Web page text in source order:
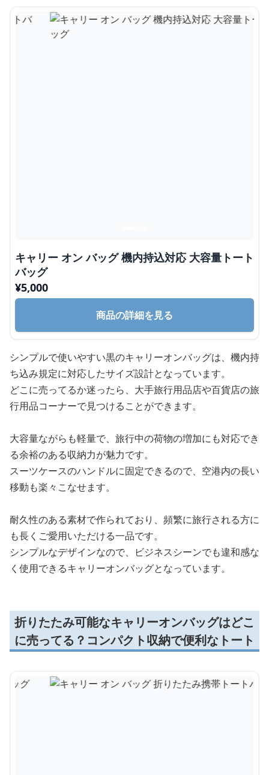
キャリー オン バッグ 機内持込対応 大容量トート
バッグ
¥5,000
商品の詳細を見る
シンプルで使いやすい黒のキャリーオンバッグは、機内持
ち込み規定に対応したサイズ設計となっています。
どこに売ってるか迷ったら、大手旅行用品店や百貨店の旅
行用品コーナーで見つけることができます。
大容量ながらも軽量で、旅行中の荷物の増加にも対応でき
る余裕のある収納力が魅力です。
スーツケースのハンドルに固定できるので、空港内の長い
移動も楽々こなせます。
耐久性のある素材で作られており、頻繁に旅行される方に
も長くご愛用いただける一品です。
シンプルなデザインなので、ビジネスシーンでも違和感な
く使用できるキャリーオンバッグとなっています。
折りたたみ可能なキャリーオンバッグはどこ
に売ってる？コンパクト収納で便利なトート